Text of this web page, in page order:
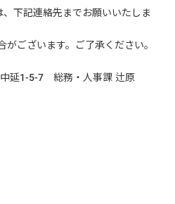
下記連絡先までお願いいたしま
ございます。ご了承ください。
延1-5-7 総務・人事課 辻原